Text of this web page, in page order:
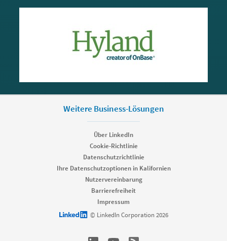
Weitere Business-Lösungen
Über LinkedIn
Cookie-Richtlinie
Datenschutzrichtlinie
Ihre Datenschutzoptionen in Kalifornien
Nutzervereinbarung
Barrierefreiheit
Impressum
LinkedIn logo© LinkedIn Corporation 2026